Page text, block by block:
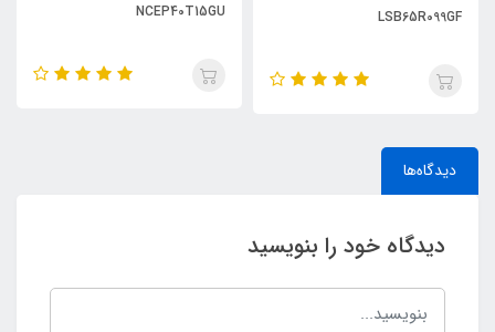
LSB65R099GF
NCEP40T15GU
دیدگاه‌ها
دیدگاه خود را بنویسید